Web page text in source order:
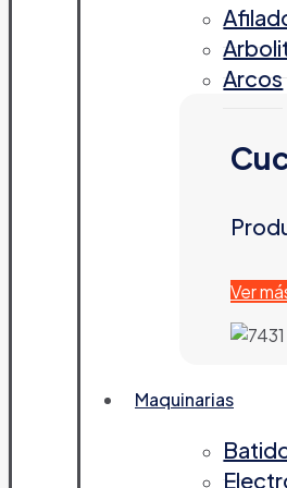
Arcos
Ver
Maquinarias